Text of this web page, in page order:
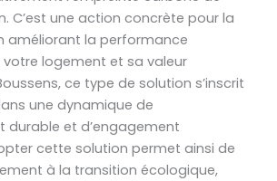
C’est une action concrète pour la
améliorant la performance
logement et sa valeur
ce type de solution s’inscrit
une dynamique de
durable et d’engagement
cette solution permet ainsi de
à la transition écologique,